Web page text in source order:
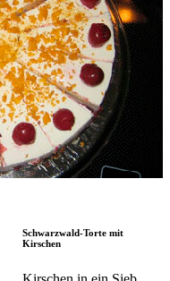
Schwarzwald-Torte mit
Kirschen